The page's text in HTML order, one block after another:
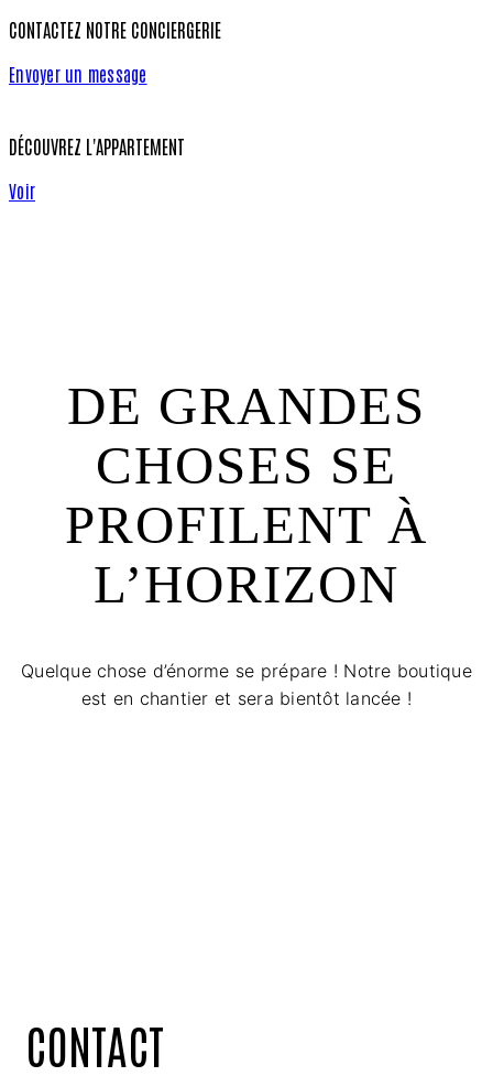
CONTACTEZ NOTRE CONCIERGERIE
Envoyer un message
DÉCOUVREZ L'APPARTEMENT
Voir
DE GRANDES
CHOSES SE
PROFILENT À
L’HORIZON
Quelque chose d’énorme se prépare ! Notre boutique
est en chantier et sera bientôt lancée !
CONTACT